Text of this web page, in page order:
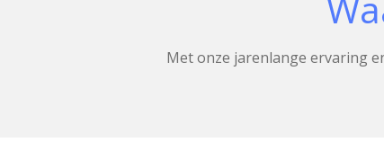
Met onze jarenlange ervaring